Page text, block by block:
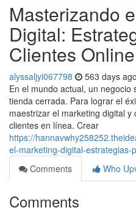
Masterizando
Digital:
Clientes Online
alyssaljyi067798 563 days ago
En el mundo actual, un
tienda cerrada. Para lograr el
maestrizar el marketing digital
clientes en línea. Crear
https://
el-marketing-digital-estrategias-
Comments
Who
Comments